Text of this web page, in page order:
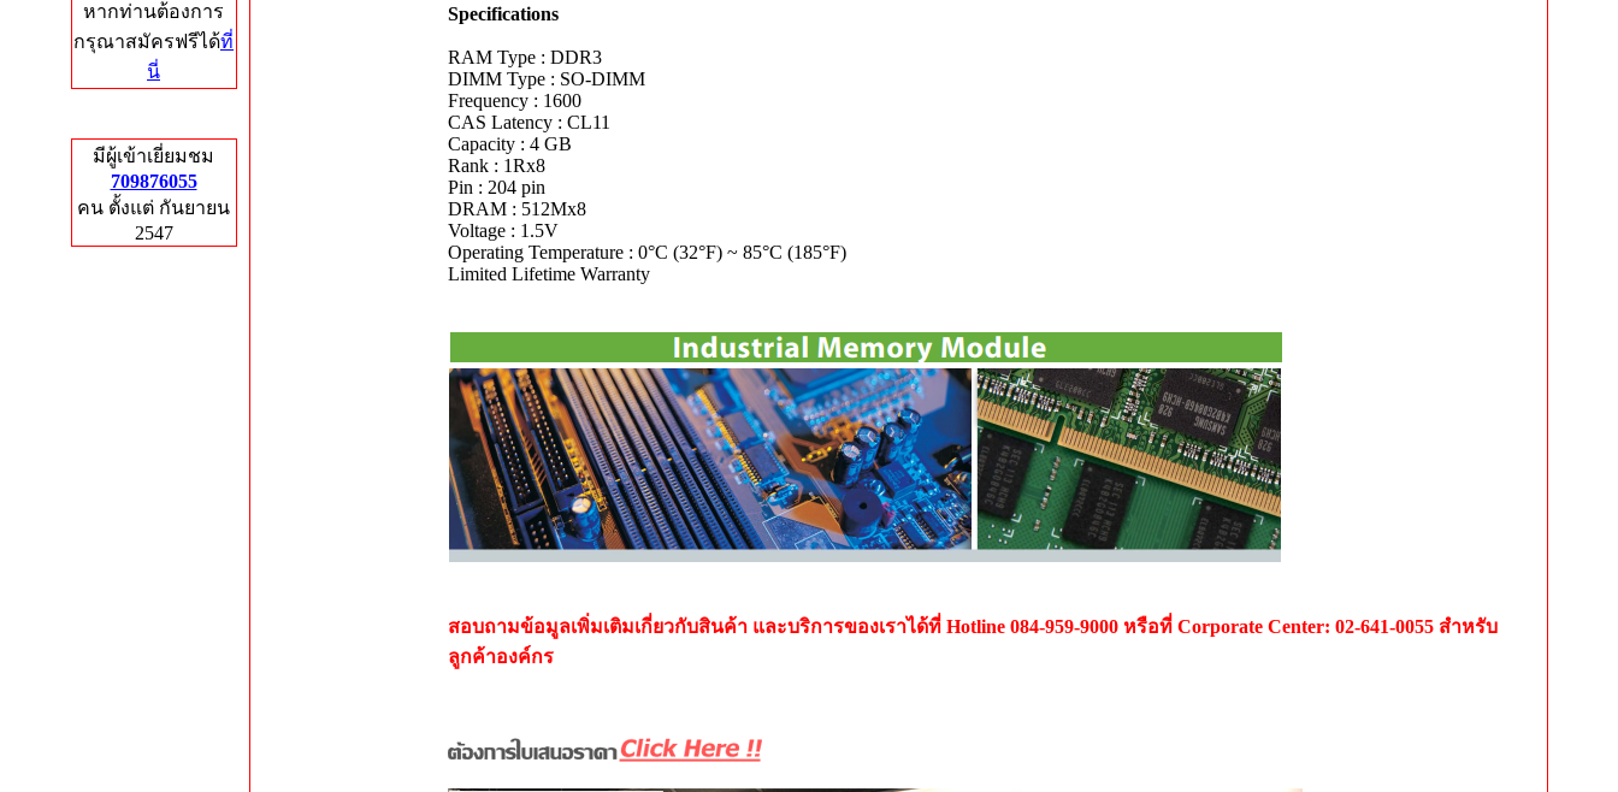
หากท่านต้องการ
กรุณาสมัครฟรีได้ที่
นี่
มีผู้เข้าเยี่ยมชม
709876055
คน ตั้งแต่ กันยายน
2547
Specifications
RAM Type : DDR3
DIMM Type : SO-DIMM
Frequency : 1600
CAS Latency : CL11
Capacity : 4 GB
Rank : 1Rx8
Pin : 204 pin
DRAM : 512Mx8
Voltage : 1.5V
Operating Temperature : 0°C (32°F) ~ 85°C (185°F)
Limited Lifetime Warranty
สอบถามข้อมูลเพิ่มเติมเกี่ยวกับสินค้า และบริการของเราได้ที่ Hotline 084-959-9000 หรือที่ Corporate Center: 02-641-0055 สำหรับ
ลูกค้าองค์กร